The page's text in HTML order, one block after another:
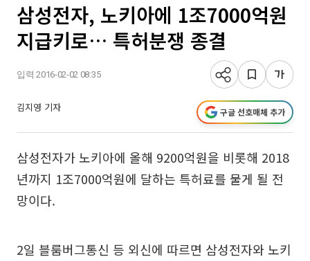
삼성전자, 노키아에 1조7000억원
지급키로… 특허분쟁 종결
입력 2016-02-02 08:35
김지영 기자 구글 선호매체 추가
삼성전자가 노키아에 올해 9200억원을 비롯해 2018
년까지 1조7000억원에 달하는 특허료를 물게 될 전
망이다.
2일 블룸버그통신 등 외신에 따르면 삼성전자와 노키